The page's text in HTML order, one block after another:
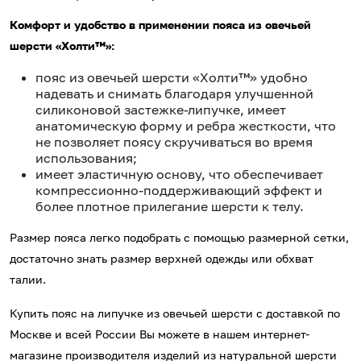
Комфорт и удобство в применении пояса из овечьей
шерсти «Холти™»:
пояс из овечьей шерсти «Холти™» удобно
надевать и снимать благодаря улучшенной
силиконовой застежке-липучке, имеет
анатомическую форму и ребра жесткости, что
не позволяет поясу скручиваться во время
использования;
имеет эластичную основу, что обеспечивает
компрессионно-поддерживающий эффект и
более плотное прилегание шерсти к телу.
Размер пояса легко подобрать с помощью размерной сетки,
достаточно знать размер верхней одежды или обхват
талии.
Купить пояс на липучке из овечьей шерсти с доставкой по
Москве и всей России Вы можете в нашем интернет-
магазине производителя изделий из натуральной шерсти